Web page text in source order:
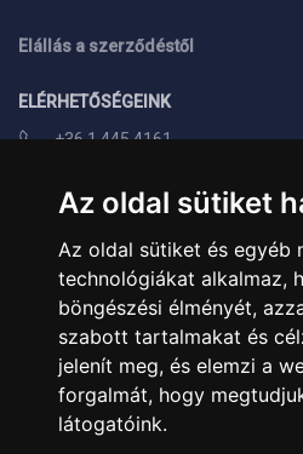
Az oldal sütiket
Az oldal sütiket és egyéb
technológiákat alkalmaz,
böngészési élményét,
szabott tartalmakat és
jelenít meg, és elemzi a
forgalmát, hogy
látogatóink.
Elállás a szerződéstől
ELÉRHETŐSÉGEINK
+36 1 445 4161
info@landcomputer.hu
1148 Budapest, Nagy Lajos király
Nyitvatartás és kapcsolat
PARTNEREINK
Árukereső.hu